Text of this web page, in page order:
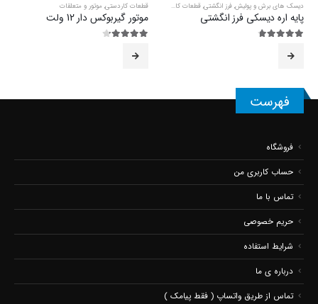
دیسک های برش و پولیش, فرز انگشتی, قطعات کاردستی
پایه اره دیسکی فرز انگشتی
قطعات کاردستی, موتور و متعلقات
موتور گیربوکس دار 12 ولت
فهرست
فروشگاه
حساب کاربری من
تماس با ما
حریم خصوصی
شرایط استفاده
درباره ی ما
تماس از طریق واتساپ ( فقط پیامک )